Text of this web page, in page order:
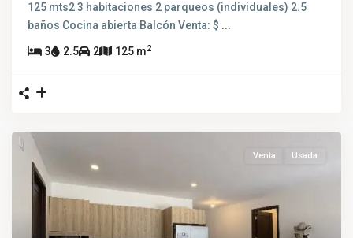
125 mts2 3 habitaciones 2 parqueos (individuales) 2.5
baños Cocina abierta Balcón Venta: $ ...
3 2.5 2 125 m2
Venta Usada